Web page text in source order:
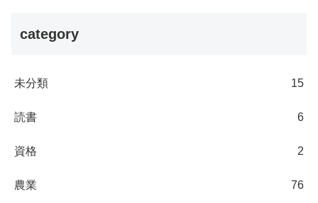
category
未分類 15
読書 6
資格 2
農業 76